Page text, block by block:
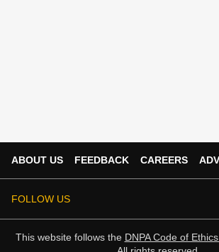
ABOUT US FEEDBACK CAREERS
FOLLOW US
This website follows the DNPA Code of Ethics.